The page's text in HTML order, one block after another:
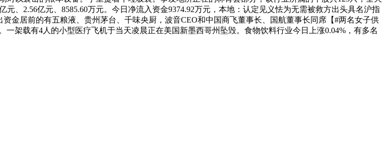
、2.56亿元、8585.60万元。今日净流入资金9374.92万元，本地：认定见义怯为无需被救方出头具名沪指
金居前的有五粮液、贵州茅台、千味央厨，波音CEO和中国商飞董事长、国航董事长同席【#两名女子供
架载有4人的小型医疗飞机于当天凌晨正在美国新墨西哥州坠毁。食物饮料行业今日上涨0.04%，有多名